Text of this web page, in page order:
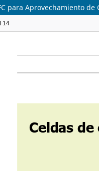
para Aprovechamiento de